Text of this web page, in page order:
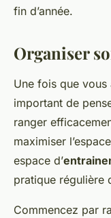
fin d’année.
Organiser
Une fois que
important de
ranger
maximiser
espace d’
pratique régulière
Commencez par